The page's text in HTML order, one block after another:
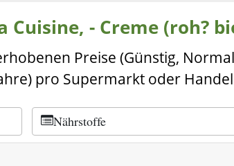
Cuisine, - Creme (roh?
Preise (Günstig,
pro Supermarkt oder
Nährstoffe